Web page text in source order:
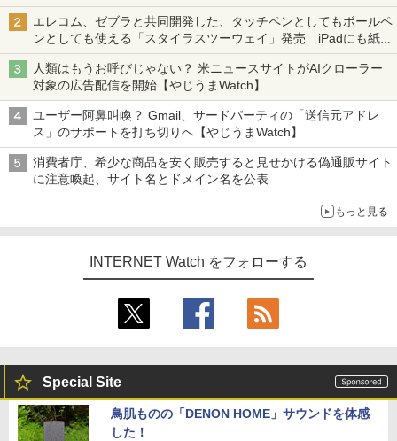
ち・ざ・ろーど！その14】【空いた時間でなにしてる？】
エレコム、ゼブラと共同開発した、タッチペンとしてもボールペ
ンとしても使える「スタイラスツーウェイ」発売 iPadにも紙に
も、持ち替えずに書き込める
人類はもうお呼びじゃない？ 米ニュースサイトがAIクローラー
対象の広告配信を開始【やじうまWatch】
ユーザー阿鼻叫喚？ Gmail、サードパーティの「送信元アドレ
ス」のサポートを打ち切りへ【やじうまWatch】
消費者庁、希少な商品を安く販売すると見せかける偽通販サイト
に注意喚起、サイト名とドメイン名を公表
もっと見る
INTERNET Watch をフォローする
Special Site
鳥肌ものの「DENON HOME」サウンドを体感
した！